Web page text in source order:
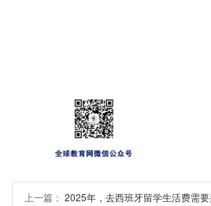
上一篇： 2025年，去西班牙留学生活费需